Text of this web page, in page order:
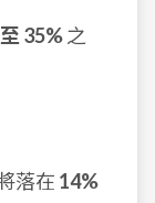
35%之
落在 14%